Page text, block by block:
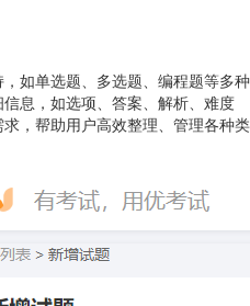
如单选题、多选题、编程题等多种
息，如选项、答案、解析、难度
，帮助用户高效整理、管理各种类